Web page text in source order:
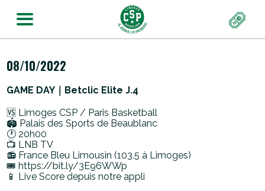
08/10/2022
GAME DAY｜Betclic Elite J.4
🆚 Limoges CSP / Paris Basketball
🏟️ Palais des Sports de Beaublanc
🕐 20h00
📺 LNB TV
📻 France Bleu Limousin (103.5 à Limoges)
🎟 https://bit.ly/3E96WWp
📱 Live Score depuis notre appli